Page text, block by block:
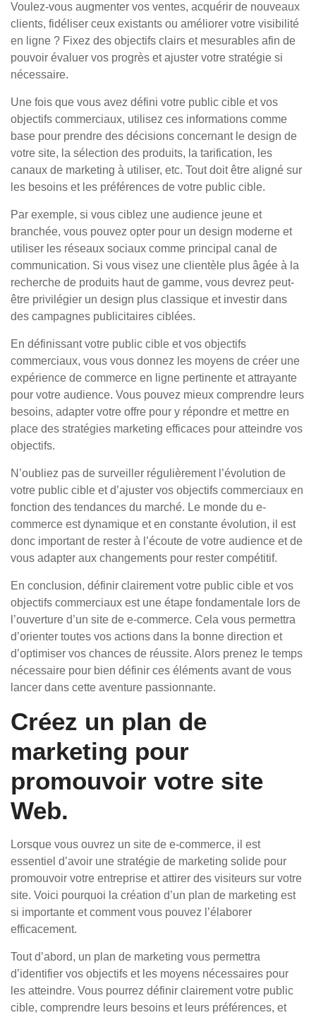
Voulez-vous augmenter vos ventes, acquérir de nouveaux
clients, fidéliser ceux existants ou améliorer votre visibilité
en ligne ? Fixez des objectifs clairs et mesurables afin de
pouvoir évaluer vos progrès et ajuster votre stratégie si
nécessaire.
Une fois que vous avez défini votre public cible et vos
objectifs commerciaux, utilisez ces informations comme
base pour prendre des décisions concernant le design de
votre site, la sélection des produits, la tarification, les
canaux de marketing à utiliser, etc. Tout doit être aligné sur
les besoins et les préférences de votre public cible.
Par exemple, si vous ciblez une audience jeune et
branchée, vous pouvez opter pour un design moderne et
utiliser les réseaux sociaux comme principal canal de
communication. Si vous visez une clientèle plus âgée à la
recherche de produits haut de gamme, vous devrez peut-
être privilégier un design plus classique et investir dans
des campagnes publicitaires ciblées.
En définissant votre public cible et vos objectifs
commerciaux, vous vous donnez les moyens de créer une
expérience de commerce en ligne pertinente et attrayante
pour votre audience. Vous pouvez mieux comprendre leurs
besoins, adapter votre offre pour y répondre et mettre en
place des stratégies marketing efficaces pour atteindre vos
objectifs.
N’oubliez pas de surveiller régulièrement l’évolution de
votre public cible et d’ajuster vos objectifs commerciaux en
fonction des tendances du marché. Le monde du e-
commerce est dynamique et en constante évolution, il est
donc important de rester à l’écoute de votre audience et de
vous adapter aux changements pour rester compétitif.
En conclusion, définir clairement votre public cible et vos
objectifs commerciaux est une étape fondamentale lors de
l’ouverture d’un site de e-commerce. Cela vous permettra
d’orienter toutes vos actions dans la bonne direction et
d’optimiser vos chances de réussite. Alors prenez le temps
nécessaire pour bien définir ces éléments avant de vous
lancer dans cette aventure passionnante.
Créez un plan de
marketing pour
promouvoir votre site
Web.
Lorsque vous ouvrez un site de e-commerce, il est
essentiel d’avoir une stratégie de marketing solide pour
promouvoir votre entreprise et attirer des visiteurs sur votre
site. Voici pourquoi la création d’un plan de marketing est
si importante et comment vous pouvez l’élaborer
efficacement.
Tout d’abord, un plan de marketing vous permettra
d’identifier vos objectifs et les moyens nécessaires pour
les atteindre. Vous pourrez définir clairement votre public
cible, comprendre leurs besoins et leurs préférences, et